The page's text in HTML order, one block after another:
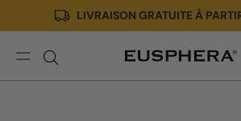
Ignorer
et passer
au
contenu
LIVRAISON GRATUITE À